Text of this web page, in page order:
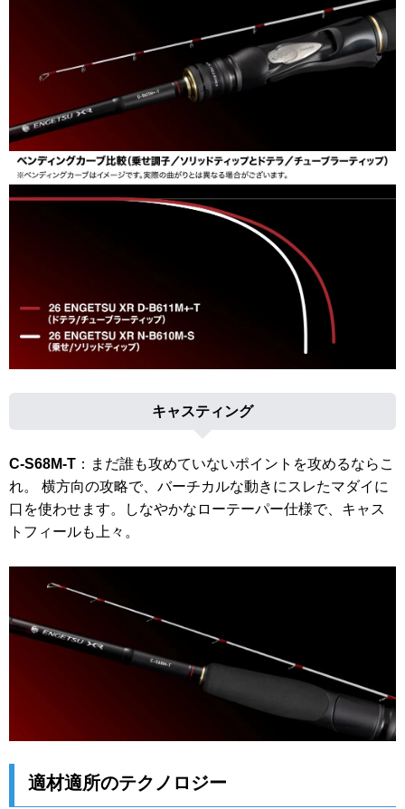
キャスティング
C-S68M-T ：まだ誰も攻めていないポイントを攻めるならこ
れ。 横方向の攻略で、バーチカルな動きにスレたマダイに
口を使わせます。しなやかなローテーパー仕様で、キャス
トフィールも上々。
適材適所のテクノロジー